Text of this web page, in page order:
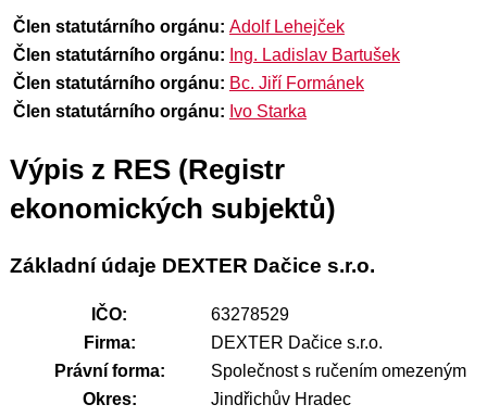
Člen statutárního orgánu: Adolf Lehejček
Člen statutárního orgánu: Ing. Ladislav Bartušek
Člen statutárního orgánu: Bc. Jiří Formánek
Člen statutárního orgánu: Ivo Starka
Výpis z RES (Registr
ekonomických subjektů)
Základní údaje DEXTER Dačice s.r.o.
IČO:
63278529
Firma:
DEXTER Dačice s.r.o.
Právní forma:
Společnost s ručením omezeným
Okres:
Jindřichův Hradec